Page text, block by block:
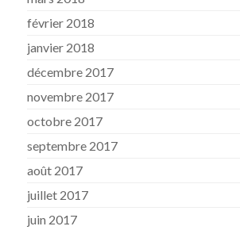
février 2018
janvier 2018
décembre 2017
novembre 2017
octobre 2017
septembre 2017
août 2017
juillet 2017
juin 2017